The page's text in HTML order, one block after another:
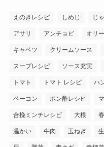
えのきレシピ しめじ じ
アサリ アンチョビ オリ
キャベツ クリームソース
スープレシピ ソース充実
トマト トマト レシピ ハ
ベーコン ポン酢レシピ
合挽ミンチレシピ 大根
温かい 牛肉 玉ねぎ